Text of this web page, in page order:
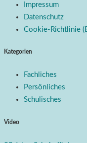
Impressum
Datenschutz
Cookie-Richtlinie
Kategorien
Fachliches
Persönliches
Schulisches
Video